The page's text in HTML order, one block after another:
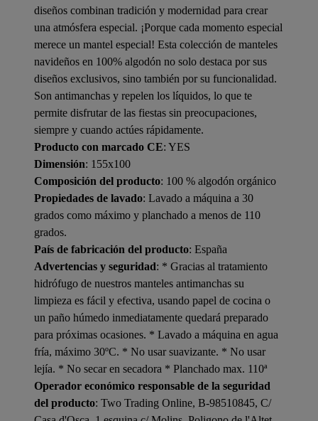
diseños combinan tradición y modernidad para crear
una atmósfera especial. ¡Porque cada momento especial
merece un mantel especial! Esta colección de manteles
navideños en 100% algodón no solo destaca por sus
diseños exclusivos, sino también por su funcionalidad.
Son antimanchas y repelen los líquidos, lo que te
permite disfrutar de las fiestas sin preocupaciones,
siempre y cuando actúes rápidamente.
Producto con marcado CE: YES
Dimensión: 155x100
Composición del producto: 100 % algodón orgánico
Propiedades de lavado: Lavado a máquina a 30
grados como máximo y planchado a menos de 110
grados.
País de fabricación del producto: España
Advertencias y seguridad: * Gracias al tratamiento
hidrófugo de nuestros manteles antimanchas su
limpieza es fácil y efectiva, usando papel de cocina o
un paño húmedo inmediatamente quedará preparado
para próximas ocasiones. * Lavado a máquina en agua
fría, máximo 30ºC. * No usar suavizante. * No usar
lejía. * No secar en secadora * Planchado max. 110ª
Operador económico responsable de la seguridad
del producto: Two Trading Online, B-98510845, C/